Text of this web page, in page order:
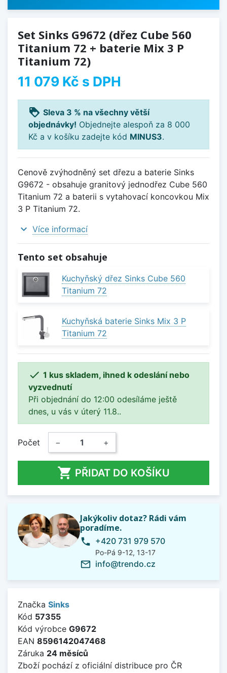
Set Sinks G9672 (dřez Cube 560
Titanium 72 + baterie Mix 3 P
Titanium 72)
11 079 Kč s DPH
loyalty Sleva 3 % na všechny větší
objednávky! Objednejte alespoň za 8 000
Kč a v košíku zadejte kód MINUS3.
Cenově zvýhodněný set dřezu a baterie Sinks
G9672 - obsahuje granitový jednodřez Cube 560
Titanium 72 a baterii s vytahovací koncovkou Mix
3 P Titanium 72.
expand_more Více informací
Tento set obsahuje
Kuchyňský dřez Sinks Cube 560
Titanium 72
Kuchyňská baterie Sinks Mix 3 P
Titanium 72
 1 kus skladem, ihned k odeslání nebo
vyzvednutí
Při objednání do 12:00 odesíláme ještě
dnes, u vás v úterý 11.8..
Počet − +
 PŘIDAT DO KOŠÍKU
Jakýkoliv dotaz? Rádi vám
poradíme.
phone +420 731 979 570
Po-Pá 9-12, 13-17
mail_outline info@trendo.cz
Značka Sinks
Kód 57355
Kód výrobce G9672
EAN 8596142047468
Záruka 24 měsíců
Zboží pochází z oficiální distribuce pro ČR